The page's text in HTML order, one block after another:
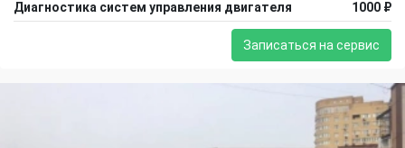
Диагностика систем управления двигателя 1000 ₽
Записаться на сервис